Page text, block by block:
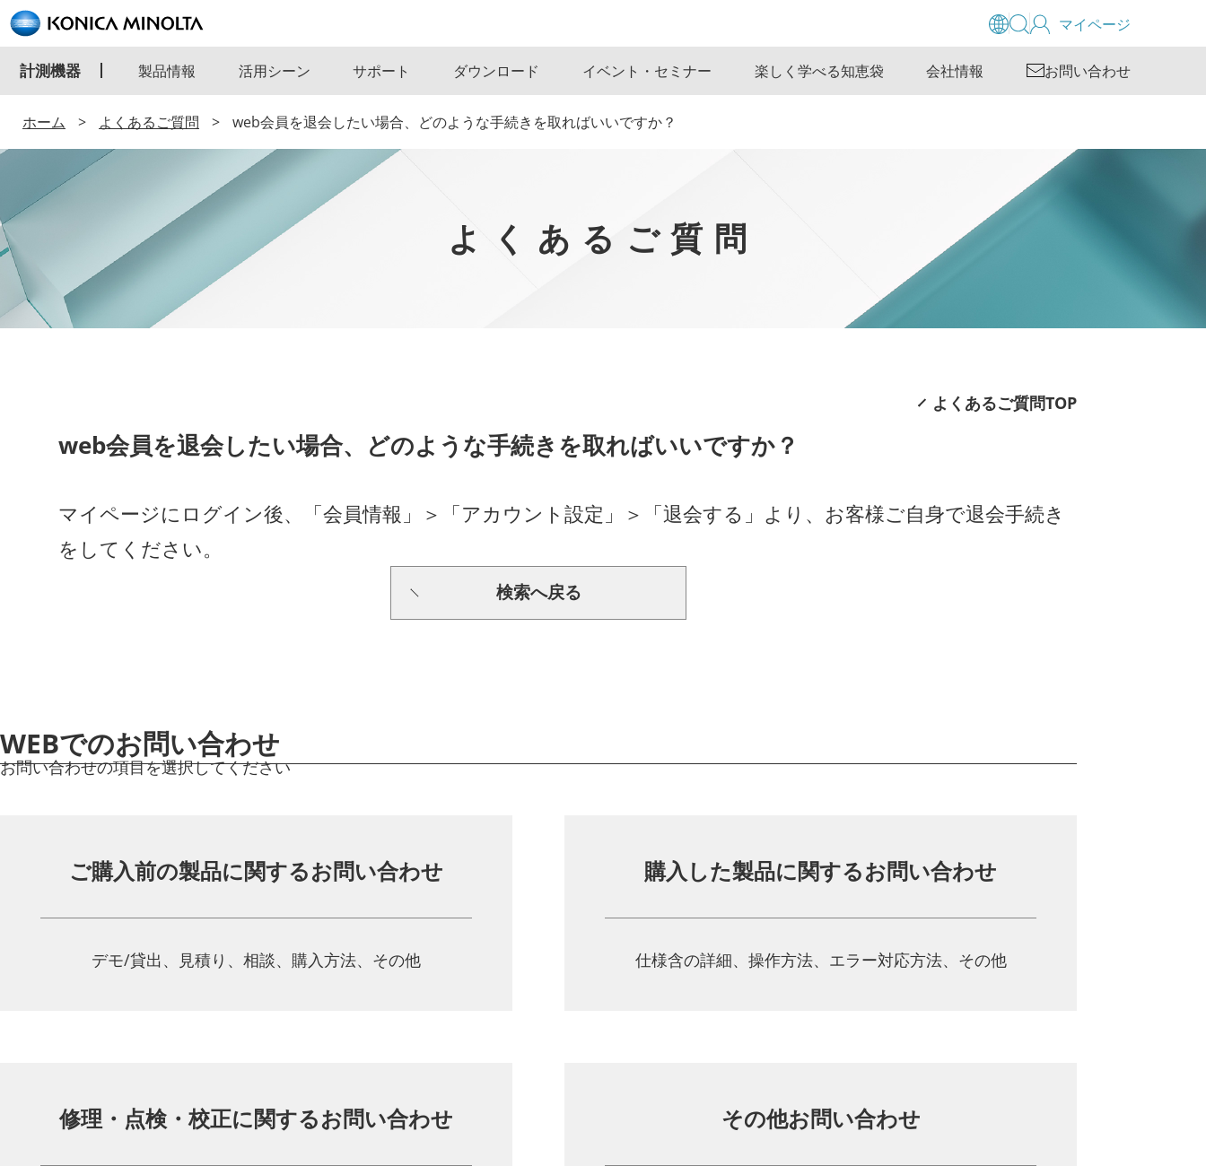
マイページ
計測機器 製品情報 活用シーン サポート ダウンロード イベント・セミナー 楽しく学べる知恵袋 会社情報 お問い合わせ
ホーム よくあるご質問 web会員を退会したい場合、どのような手続きを取ればいいですか？
よくあるご質問
よくあるご質問TOP
web会員を退会したい場合、どのような手続きを取ればいいですか？
マイページにログイン後、「会員情報」＞「アカウント設定」＞「退会する」より、お客様ご自身で退会手続き
をしてください。
検索へ戻る
WEBでのお問い合わせ
お問い合わせの項目を選択してください
ご購入前の製品に関するお問い合わせ
デモ/貸出、見積り、相談、 購入方法、その他
購入した製品に関するお問い合わせ
仕様含の詳細、操作方法、 エラー対応方法、その他
修理・点検・校正に関するお問い合わせ その他お問い合わせ